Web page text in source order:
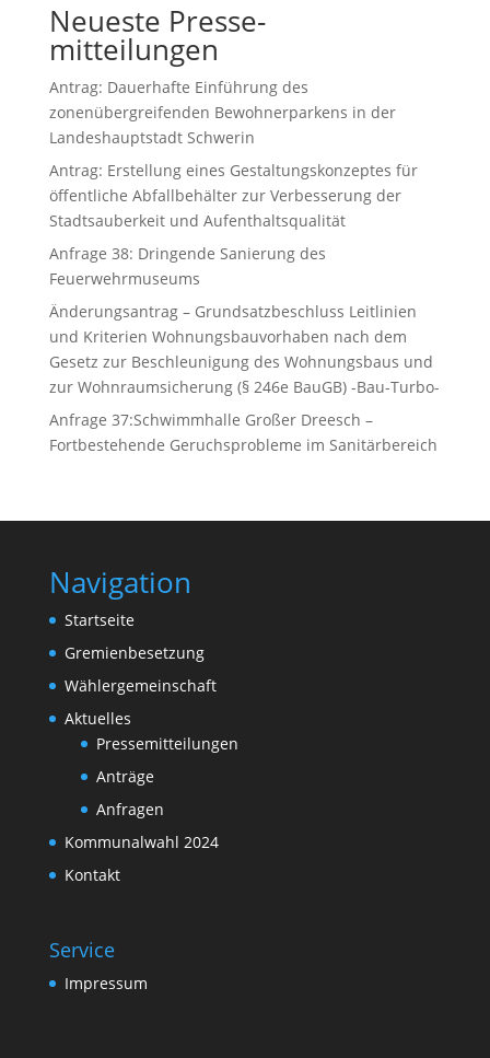
Neueste Presse-
mitteilungen
Antrag: Dauerhafte Einführung des
zonenübergreifenden Bewohnerparkens in der
Landeshauptstadt Schwerin
Antrag: Erstellung eines Gestaltungskonzeptes für
öffentliche Abfallbehälter zur Verbesserung der
Stadtsauberkeit und Aufenthaltsqualität
Anfrage 38: Dringende Sanierung des
Feuerwehrmuseums
Änderungsantrag – Grundsatzbeschluss Leitlinien
und Kriterien Wohnungsbauvorhaben nach dem
Gesetz zur Beschleunigung des Wohnungsbaus und
zur Wohnraumsicherung (§ 246e BauGB) -Bau-Turbo-
Anfrage 37:Schwimmhalle Großer Dreesch –
Fortbestehende Geruchsprobleme im Sanitärbereich
Navigation
Startseite
Gremienbesetzung
Wählergemeinschaft
Aktuelles
Pressemitteilungen
Anträge
Anfragen
Kommunalwahl 2024
Kontakt
Service
Impressum